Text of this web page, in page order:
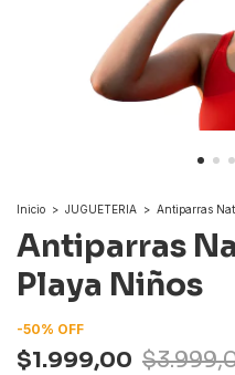
Inicio > JUGUETERIA > Antiparras
Antiparras
Playa Niños
-50% OFF
$1.999,00